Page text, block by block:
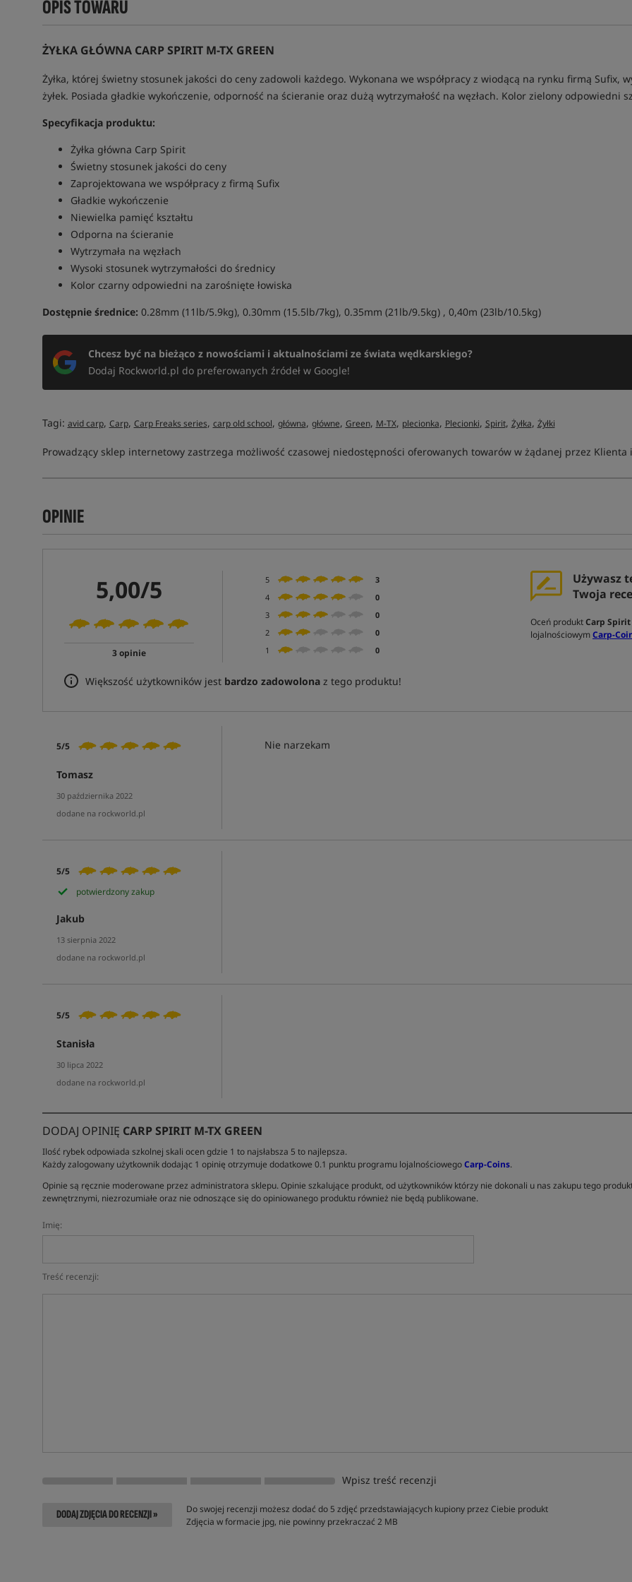
OPIS TOWARU
ŻYŁKA GŁÓWNA CARP SPIRIT M-TX GREEN
Żyłka, której świetny stosunek jakości do ceny zadowoli każdego. Wykonana we współpracy z wiodącą na rynku firmą
żyłek. Posiada gładkie wykończenie, odporność na ścieranie oraz dużą wytrzymałość na węzłach. Kolor zielony odpowiedni
Specyfikacja produktu:
Żyłka główna Carp Spirit
Świetny stosunek jakości do ceny
Zaprojektowana we współpracy z firmą Sufix
Gładkie wykończenie
Niewielka pamięć kształtu
Odporna na ścieranie
Wytrzymała na węzłach
Wysoki stosunek wytrzymałości do średnicy
Kolor czarny odpowiedni na zarośnięte łowiska
Dostępnie średnice: 0.28mm (11lb/5.9kg), 0.30mm (15.5lb/7kg), 0.35mm (21lb/9.5kg) , 0,40m (23lb/10.5kg)
Chcesz być na bieżąco z nowościami i aktualnościami ze świata wędkarskiego?
Dodaj Rockworld.pl do preferowanych źródeł w Google!
Tagi: avid carp, Carp, Carp Freaks series, carp old school, główna, główne, Green, M-TX, plecionka, Plecionki, Spirit, Żyłka, Żyłki
Prowadzący sklep internetowy zastrzega możliwość czasowej niedostępności oferowanych towarów w żądanej przez
OPINIE
5,00/5
3 opinie
5
3
4
0
3
0
2
0
1
0
Większość użytkowników jest bardzo zadowolonaz tego produktu!
Używasz
Twoja
Oceń produktCarp Spirit
lojalnościowymCarp-
5/5
Tomasz
30 października 2022
dodane na rockworld.pl
Nie narzekam
5/5
potwierdzony zakup
Jakub
13 sierpnia 2022
dodane na rockworld.pl
5/5
Stanisła
30 lipca 2022
dodane na rockworld.pl
DODAJ OPINIĘ CARP SPIRIT M-TX GREEN
Ilość rybek odpowiada szkolnej skali ocen gdzie 1 to najsłabsza 5 to najlepsza.
Każdy zalogowany użytkownik dodając 1 opinię otrzymuje dodatkowe 0.1 punktu programu lojalnościowegoCarp-Coins.
Opinie są ręcznie moderowane przez administratora sklepu. Opinie szkalujące produkt, od użytkowników którzy nie dokonali u nas zakupu tego
zewnętrznymi, niezrozumiałe oraz nie odnoszące się do opiniowanego produktu również nie będą publikowane.
Imię:
Treść recenzji:
Wpisz treść recenzji
DODAJ ZDJĘCIA DO RECENZJI »
Do swojej recenzji możesz dodać do 5 zdjęć przedstawiających kupiony przez Ciebie produkt
Zdjęcia w formacie jpg, nie powinny przekraczać 2 MB